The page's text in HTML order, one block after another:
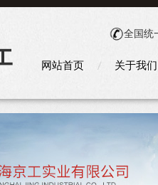
全国统
网站首页 关于我们